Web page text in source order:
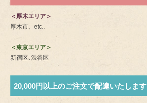
＜厚木エリア＞
厚木市、etc..
＜東京エリア＞
新宿区､渋谷区
20,000円以上のご注文で配達いたします